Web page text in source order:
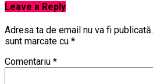
Leave a Reply
Adresa ta de email nu va fi publicată.
sunt marcate cu *
Comentariu *